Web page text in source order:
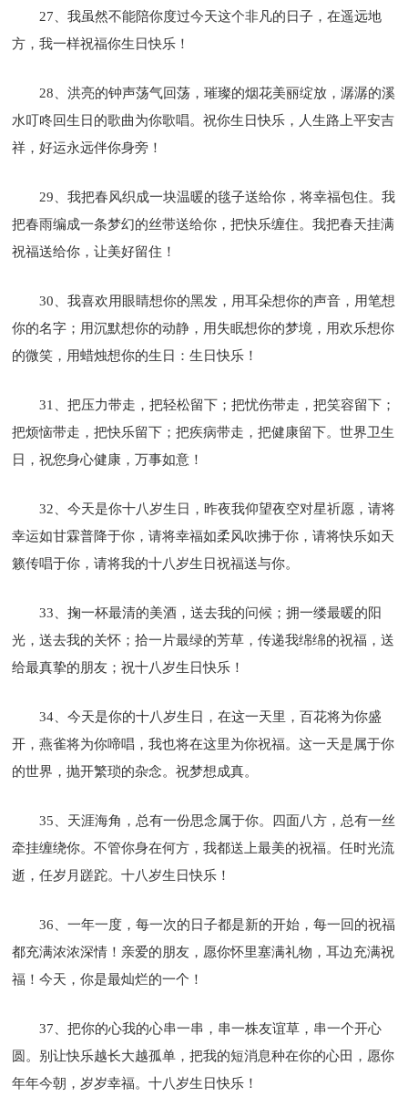
27、我虽然不能陪你度过今天这个非凡的日子，在遥远地
方，我一样祝福你生日快乐！
28、洪亮的钟声荡气回荡，璀璨的烟花美丽绽放，潺潺的溪
水叮咚回生日的歌曲为你歌唱。祝你生日快乐，人生路上平安吉
祥，好运永远伴你身旁！
29、我把春风织成一块温暖的毯子送给你，将幸福包住。我
把春雨编成一条梦幻的丝带送给你，把快乐缠住。我把春天挂满
祝福送给你，让美好留住！
30、我喜欢用眼睛想你的黑发，用耳朵想你的声音，用笔想
你的名字；用沉默想你的动静，用失眠想你的梦境，用欢乐想你
的微笑，用蜡烛想你的生日：生日快乐！
31、把压力带走，把轻松留下；把忧伤带走，把笑容留下；
把烦恼带走，把快乐留下；把疾病带走，把健康留下。世界卫生
日，祝您身心健康，万事如意！
32、今天是你十八岁生日，昨夜我仰望夜空对星祈愿，请将
幸运如甘霖普降于你，请将幸福如柔风吹拂于你，请将快乐如天
籁传唱于你，请将我的十八岁生日祝福送与你。
33、掬一杯最清的美酒，送去我的问候；拥一缕最暖的阳
光，送去我的关怀；拾一片最绿的芳草，传递我绵绵的祝福，送
给最真挚的朋友；祝十八岁生日快乐！
34、今天是你的十八岁生日，在这一天里，百花将为你盛
开，燕雀将为你啼唱，我也将在这里为你祝福。这一天是属于你
的世界，抛开繁琐的杂念。祝梦想成真。
35、天涯海角，总有一份思念属于你。四面八方，总有一丝
牵挂缠绕你。不管你身在何方，我都送上最美的祝福。任时光流
逝，任岁月蹉跎。十八岁生日快乐！
36、一年一度，每一次的日子都是新的开始，每一回的祝福
都充满浓浓深情！亲爱的朋友，愿你怀里塞满礼物，耳边充满祝
福！今天，你是最灿烂的一个！
37、把你的心我的心串一串，串一株友谊草，串一个开心
圆。别让快乐越长大越孤单，把我的短消息种在你的心田，愿你
年年今朝，岁岁幸福。十八岁生日快乐！